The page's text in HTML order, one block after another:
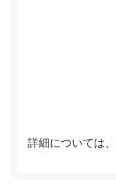
詳細については、